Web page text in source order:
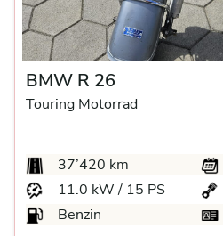
BMW R 26
Touring Motorrad
37’420 km
11.0 kW / 15 PS
Benzin